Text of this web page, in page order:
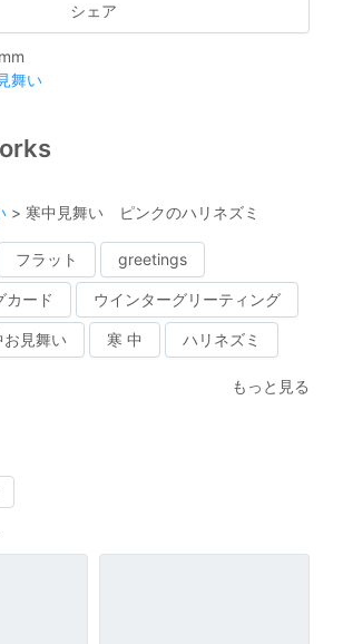
シェア
mm
舞い
> 寒中見舞い ピンクのハリネズミ
フラット greetings
カード ウインターグリーティング
お見舞い 寒 中 ハリネズミ
もっと見る